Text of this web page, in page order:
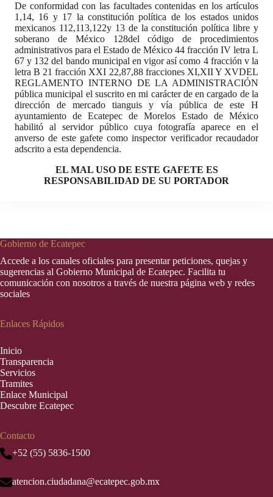
De conformidad con las facultades contenidas en los artículos
1,14, 16 y 17 la constitución política de los estados unidos
mexicanos 112,113,122y 13 de la constitución política libre y
soberano de México 128del código de procedimientos
administrativos para el Estado de México 44 fracción IV letra L
67 y 132 del bando municipal en vigor así como 4 fracción v la
letra B 21 fracción XXI 22,87,88 fracciones XI,XII Y XVDEL
REGLAMENTO INTERNO DE LA ADMINISTRACIÓN
pública municipal el suscrito en mi carácter de en cargado de la
dirección de mercado tianguis y vía pública de este H
ayuntamiento de Ecatepec de Morelos Estado de México
habilitó al servidor público cuya fotografía aparece en el
anverso de este gafete como inspector verificador recaudador
adscrito a esta dependencia.
EL MAL USO DE ESTE GAFETE ES
RESPONSABILIDAD DE SU PORTADOR
Gobierno de Ecatepec
Accede a los canales oficiales para presentar peticiones, quejas y
sugerencias al Gobierno Municipal de Ecatepec. Facilita tu
comunicación con nosotros a través de nuestra página web y redes
sociales
Enlaces Rápidos
Inicio
Transparencia
Servicios
Tramites
Enlace Municipal
Descubre Ecatepec
Contacto
+52 (55) 5836-1500
atencion.ciudadana@ecatepec.gob.mx